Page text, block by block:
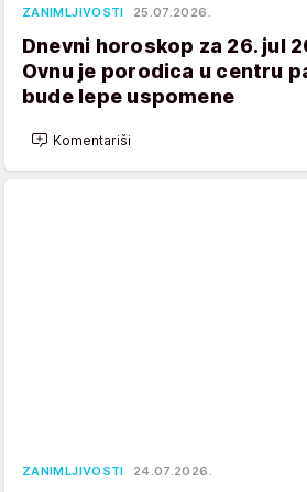
ZANIMLJIVOSTI 25.07.2026.
Dnevni horoskop za 26. jul
Ovnu je porodica u centru
bude lepe uspomene
Komentariši
ZANIMLJIVOSTI 24.07.2026.